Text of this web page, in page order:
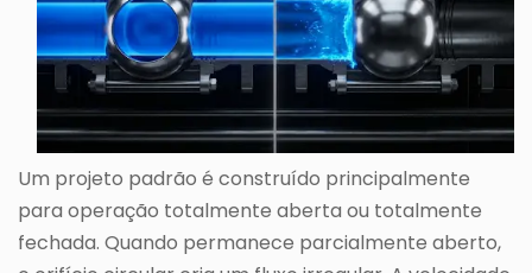
Um projeto padrão é construído principalmente
para operação totalmente aberta ou totalmente
fechada. Quando permanece parcialmente aberto,